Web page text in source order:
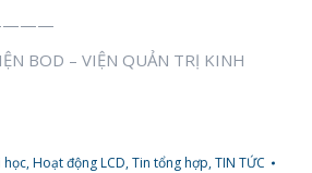
BOD – VIỆN QUẢN TRỊ KINH
,Hoạt động LCD,Tin tổng hợp,TIN TỨC